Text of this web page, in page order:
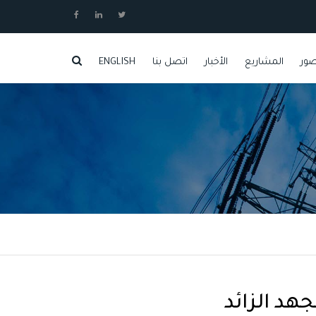
المشاريع الأخبار اتصل بنا ENGLISH
الزائد